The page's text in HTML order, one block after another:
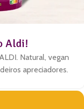
Aldi!
Natural, vegan
apreciadores.